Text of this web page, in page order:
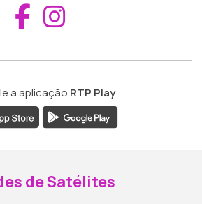
Aceder ao
a aplicação RTP Play
de Satélites